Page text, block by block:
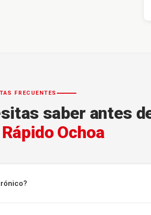
FRECUENTES
saber antes
Rápido Ochoa